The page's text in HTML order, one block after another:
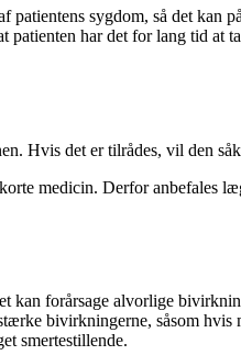
sygdom, så det
har det for lang tid
Hvis det er tilrådes, vil den
medicin. Derfor anbefales
kan forårsage alvorlige
bivirkningerne, såsom
smertestillende.